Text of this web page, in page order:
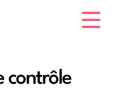
contrôle